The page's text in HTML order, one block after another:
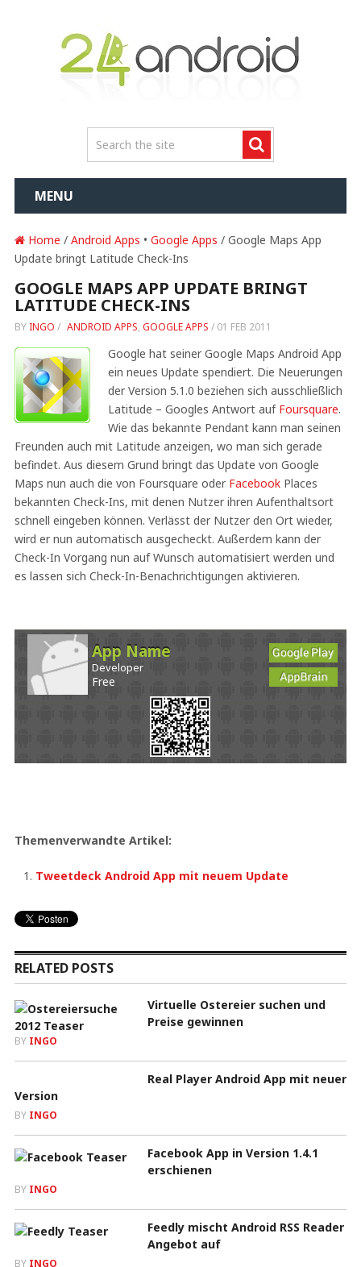
MENU
Home / Android Apps • Google Apps / Google Maps App
Update bringt Latitude Check-Ins
GOOGLE MAPS APP UPDATE BRINGT
LATITUDE CHECK-INS
BY INGO / ANDROID APPS, GOOGLE APPS / 01 FEB 2011
Google hat seiner Google Maps Android App
ein neues Update spendiert. Die Neuerungen
der Version 5.1.0 beziehen sich ausschließlich
Latitude – Googles Antwort auf Foursquare.
Wie das bekannte Pendant kann man seinen
Freunden auch mit Latitude anzeigen, wo man sich gerade
befindet. Aus diesem Grund bringt das Update von Google
Maps nun auch die von Foursquare oder FacebookPlaces
bekannten Check-Ins, mit denen Nutzer ihren Aufenthaltsort
schnell eingeben können. Verlässt der Nutzer den Ort wieder,
wird er nun automatisch ausgecheckt. Außerdem kann der
Check-In Vorgang nun auf Wunsch automatisiert werden und
es lassen sich Check-In-Benachrichtigungen aktivieren.
App Name
Developer
Free
Themenverwandte Artikel:
Tweetdeck Android App mit neuem Update
RELATED POSTS
Virtuelle Ostereier suchen und
Preise gewinnen
BY INGO
Real Player Android App mit neuer
Version
BY INGO
Facebook App in Version 1.4.1
erschienen
BY INGO
Feedly mischt Android RSS Reader
Angebot auf
BY INGO